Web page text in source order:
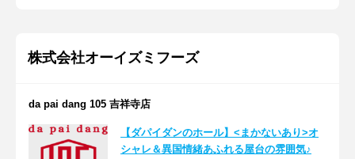
株式会社オーイズミフーズ
da pai dang 105 吉祥寺店
【ダパイダンのホール】<まかないあり>オ
シャレ＆異国情緒あふれる屋台の雰囲気♪